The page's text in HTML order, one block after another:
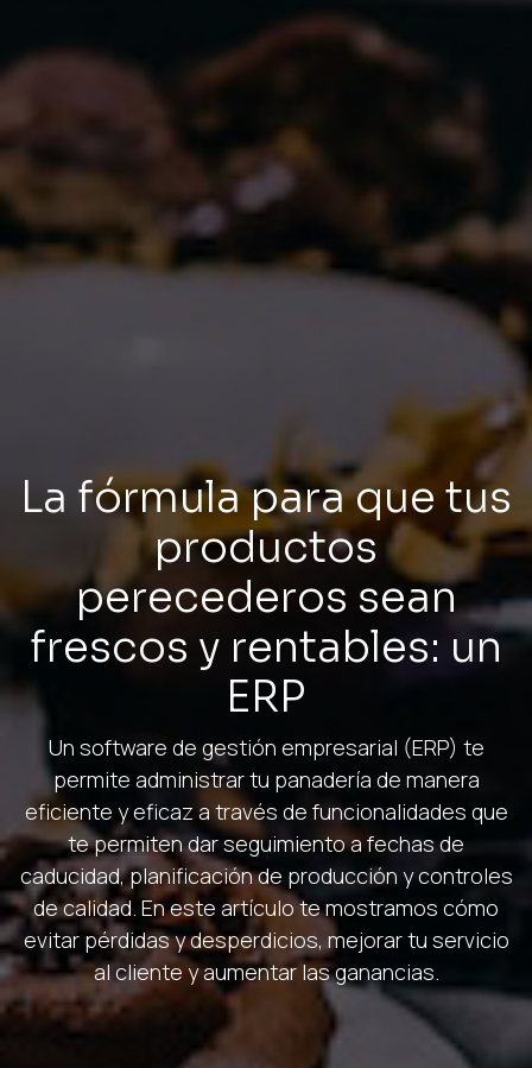
La fórmula para que tus
productos
perecederos sean
frescos y rentables: un
ERP
Un software de gestión empresarial (ERP) te
permite administrar tu panadería de manera
eficiente y eficaz a través de funcionalidades que
te permiten dar seguimiento a fechas de
caducidad, planificación de producción y controles
de calidad. En este artículo te mostramos cómo
evitar pérdidas y desperdicios, mejorar tu servicio
al cliente y aumentar las ganancias.